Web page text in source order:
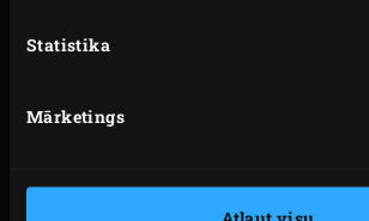
Statistika
Mārketings
IZCILA KVALITĀTE